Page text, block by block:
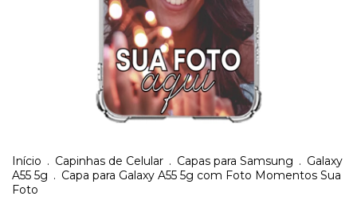
Início . Capinhas de Celular . Capas para Samsung . Galaxy
A55 5g . Capa para Galaxy A55 5g com Foto Momentos Sua
Foto